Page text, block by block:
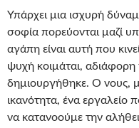
Υπάρχει μια ισχυρή
σοφία πορεύονται μαζί
αγάπη είναι αυτή που
ψυχή κοιμάται, αδιάφορη
δημιουργήθηκε. Ο νους,
ικανότητα, ένα εργαλείο
να κατανοούμε την